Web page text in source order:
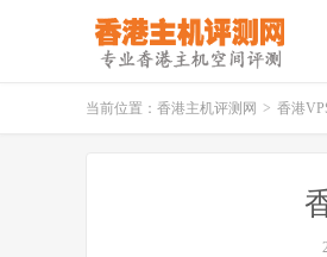
当前位置： 香港主机评测网 > 香港